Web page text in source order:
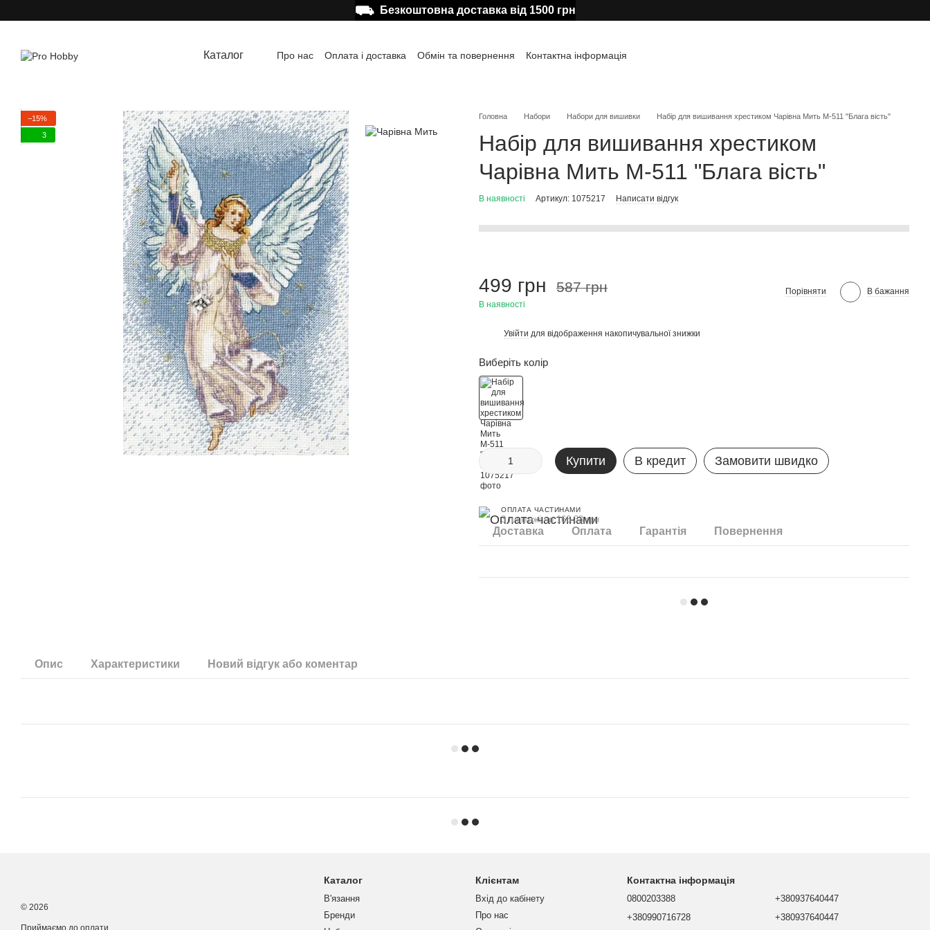
⛟ Безкоштовна доставка від 1500 грн
Каталог Про нас Оплата і доставка Обмін та повернення
Контактна інформація
−15%
3
Головна Набори Набори для вишивки Набір для вишивання хрестиком Чарівна Мить М-511 "Блага вість"
Набір для вишивання хрестиком
Чарівна Мить М-511 "Блага вість"
В наявності Артикул: 1075217 Написати відгук
499 грн 587 грн
В наявності
Порівняти В бажання
Увійти для відображення накопичувальної знижки
Виберіть колір
Купити В кредит Замовити швидко
ОПЛАТА ЧАСТИНАМИ
3 платежі по 166.33 грн
Доставка Оплата Гарантія Повернення
Опис Характеристики Новий відгук або коментар
© 2026
Приймаємо до оплати
Каталог
В'язання
Бренди
Клієнтам
Вхід до кабінету
Про нас
Контактна інформація
0800203388
+380990716728
+380937640447
+380937640447